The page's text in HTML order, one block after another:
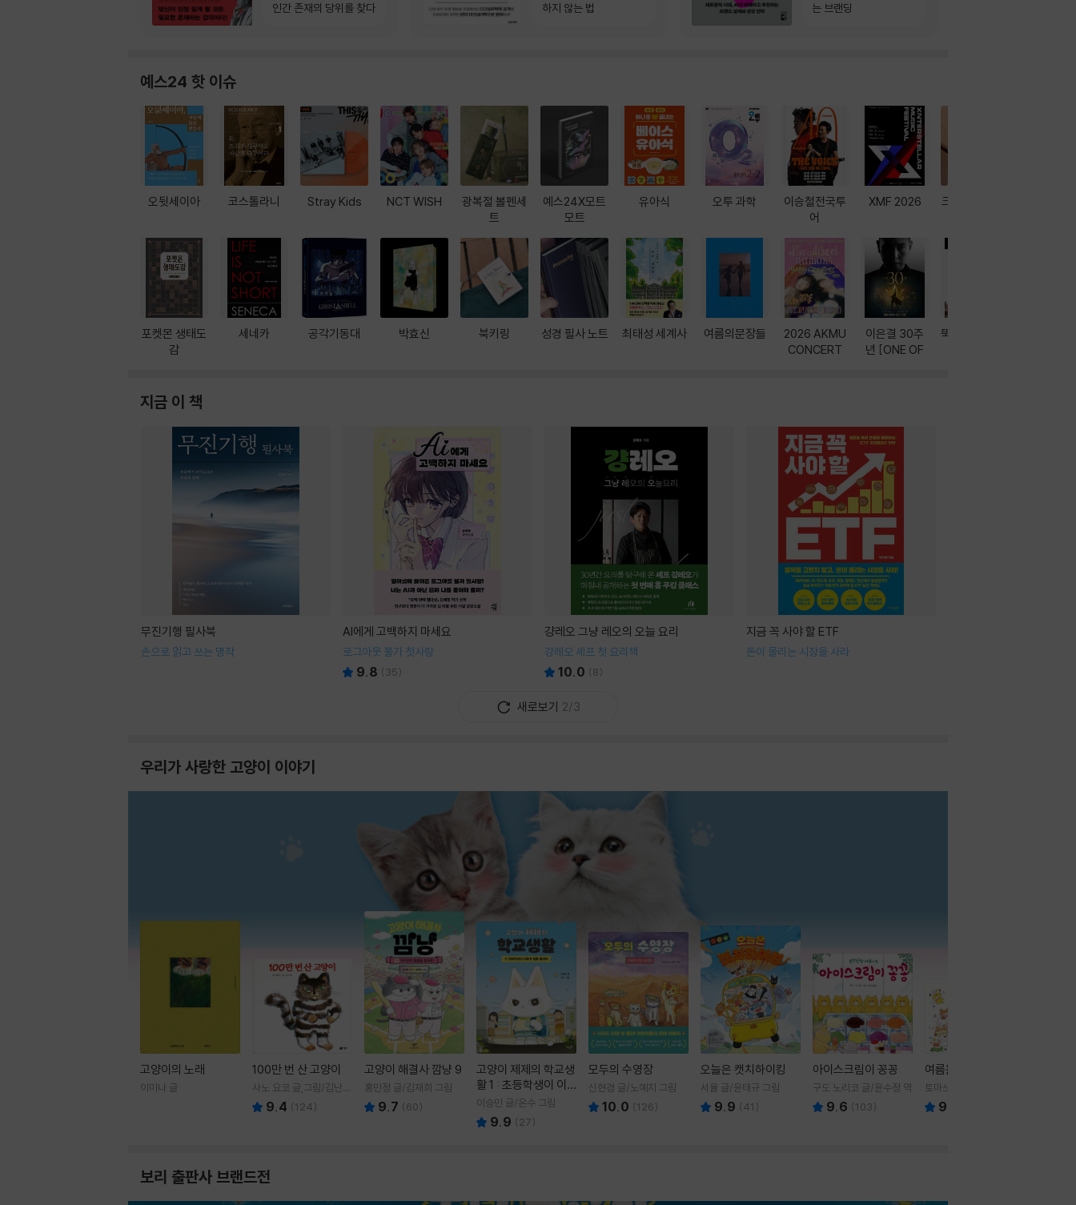
인간 존재의 당위를 찾다
하지 않는 법
는 브랜딩
예스24 핫 이슈
오뒷세이아
포켓몬 생태도
감
코스톨라니
세네카
Stray Kids
공각기동대
NCT WISH
박효신
광복절 볼펜세
트
북키링
예스24X모트
모트
성경 필사 노트
유아식
최태성 세계사
오투 과학
여름의문장들
이승철전국투
어
2026 AKMU
CONCERT
XMF 2026
이은결 30주
년 [ONE OF
크레마 이북 리
뚝딱! AI 3대장
지금 이 책
무진기행 필사북
손으로 읽고 쓰는 명작
AI에게 고백하지 마세요
로그아웃 불가 첫사랑
9.8 ( 35)
걍레오 그냥 레오의 오늘 요리
강레오 셰프 첫 요리책
10.0 (8)
지금 꼭 사야 할 ETF
돈이 몰리는 시장을 사라
새로보기 2/3
우리가 사랑한 고양이 이야기
고양이의 노래
이미나 글
100만 번 산 고양이
사노 요코 글,그림/김난주
역 9.4 (124)
고양이 해결사 깜냥 9
홍민정 글/김재희 그림
9.7 (60)
고양이 제제의 학교생
활 1 : 초등학생이 이
렇게 힘들 줄이야
이승민 글/온수 그림
9.9 ( 27)
모두의 수영장
신현경 글/노예지 그림
10.0 (126)
오늘은 캣치하이킹
서율 글/윤태규 그림
9.9 (41 )
아이스크림이 꽁꽁
구도 노리코 글/윤수정 역
9.6 (103)
여름을 부탁해
토마쓰리 글그림
9.8
보리 출판사 브랜드전